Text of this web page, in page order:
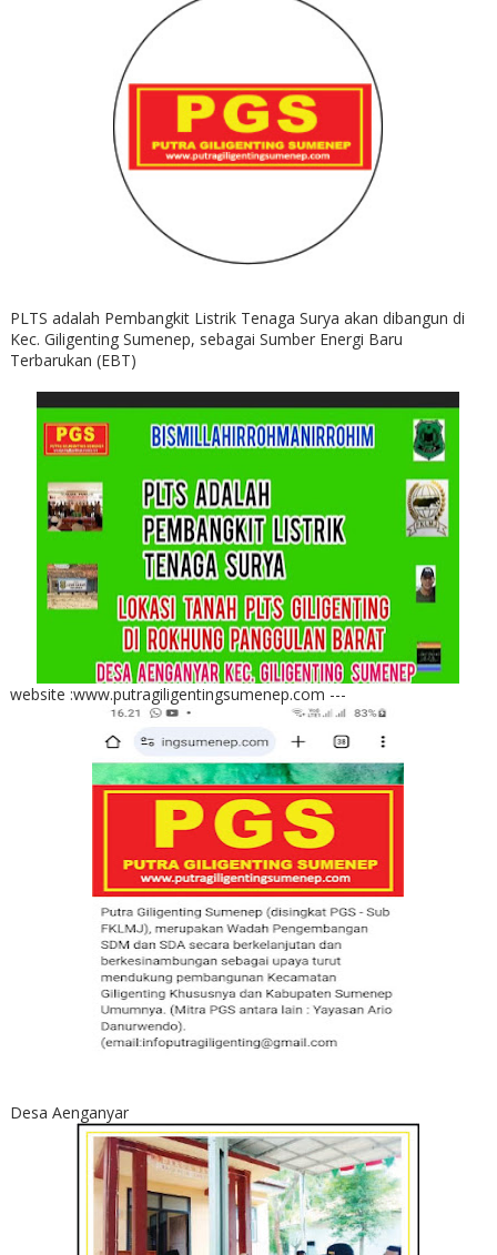
PLTS adalah Pembangkit Listrik Tenaga Surya akan dibangun di
Kec. Giligenting Sumenep, sebagai Sumber Energi Baru
Terbarukan (EBT)
website :www.putragiligentingsumenep.com ---
Desa Aenganyar